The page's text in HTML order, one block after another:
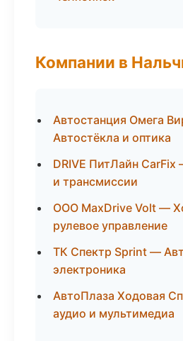
Компании в
Автостанция Омега
Автостёкла и оптика
DRIVE ПитЛайн
и трансмиссии
ООО MaxDrive Volt —
рулевое управление
ТК Спектр Sprint —
электроника
АвтоПлаза Ходовая
аудио и мультимедиа